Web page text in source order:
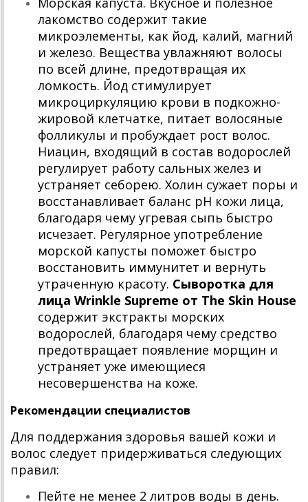
лакомство содержит такие
микроэлементы, как йод, калий, магний
и железо. Вещества увлажняют волосы
по всей длине, предотвращая их
ломкость. Йод стимулирует
микроциркуляцию крови в подкожно-
жировой клетчатке, питает волосяные
фолликулы и пробуждает рост волос.
Ниацин, входящий в состав водорослей
регулирует работу сальных желез и
устраняет себорею. Холин сужает поры и
восстанавливает баланс pH кожи лица,
благодаря чему угревая сыпь быстро
исчезает. Регулярное употребление
морской капусты поможет быстро
восстановить иммунитет и вернуть
утраченную красоту. Сыворотка для
лица Wrinkle Supreme от The Skin House
содержит экстракты морских
водорослей, благодаря чему средство
предотвращает появление морщин и
устраняет уже имеющиеся
несовершенства на коже.
Рекомендации специалистов
Для поддержания здоровья вашей кожи и
волос следует придерживаться следующих
правил:
Пейте не менее 2 литров воды в день.